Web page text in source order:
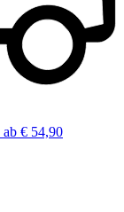
ab € 54,90